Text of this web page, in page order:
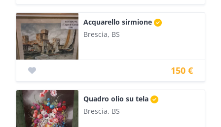
Acquarello sirmione
Brescia, BS
150 €
Quadro olio su tela
Brescia, BS